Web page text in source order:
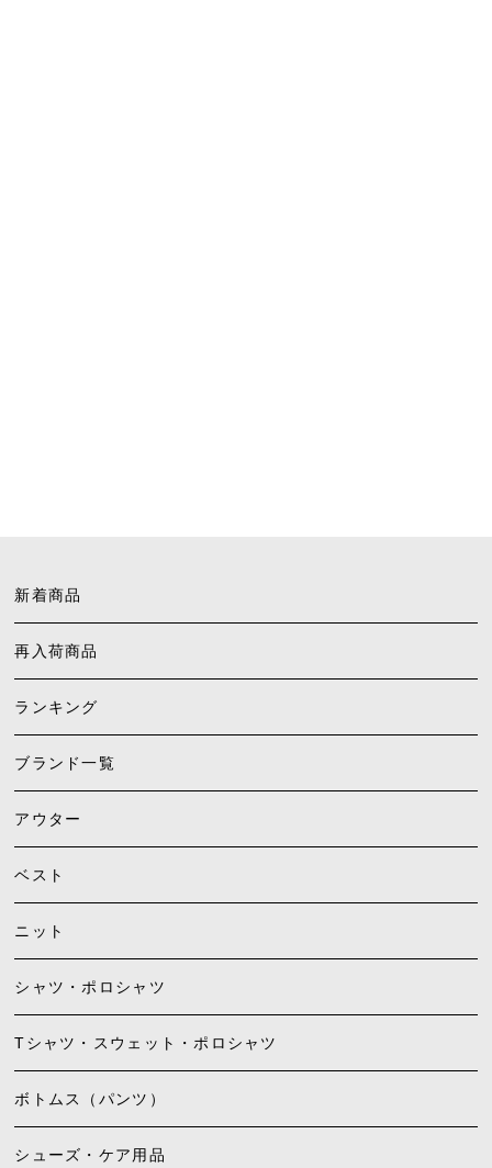
新着商品
再入荷商品
ランキング
ブランド一覧
アウター
ベスト
ニット
シャツ・ポロシャツ
Tシャツ・スウェット・ポロシャツ
ボトムス（パンツ）
シューズ・ケア用品